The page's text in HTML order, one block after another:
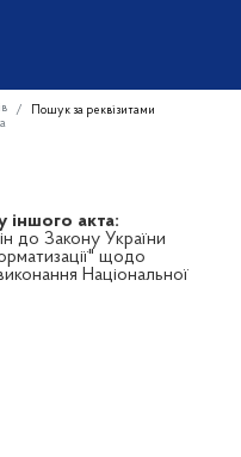
Пошук за реквізитами
іншого акта:
до Закону України
щодо
Національної